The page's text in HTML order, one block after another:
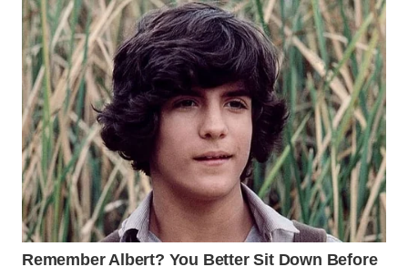
WAHANA
TANI
WAHANA
ADVOKAT
WAHANA
INFRASTRUKTUR
WAHANA
KONSUMEN